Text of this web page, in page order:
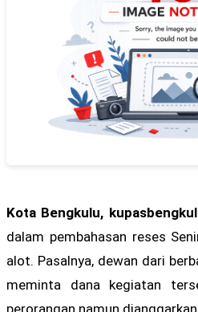
Kota Bengkulu,
dalam pembahasan reses
alot. Pasalnya, dewan dari
meminta dana kegiatan
perorangan namun